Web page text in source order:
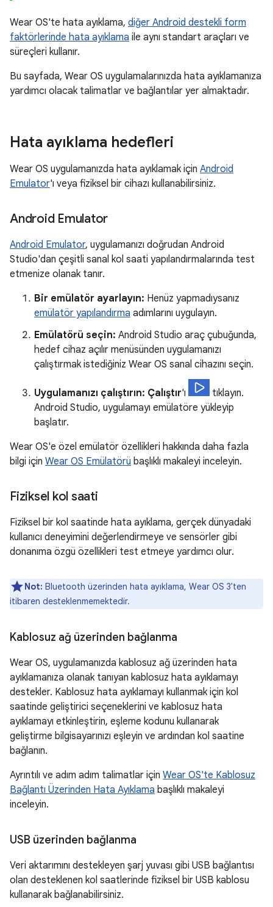
Wear OS'te hata ayıklama, diğer Android destekli form
faktörlerinde hata ayıklama ile aynı standart araçları ve
süreçleri kullanır.
Bu sayfada, Wear OS uygulamalarınızda hata ayıklamanıza
yardımcı olacak talimatlar ve bağlantılar yer almaktadır.
Hata ayıklama hedefleri
Wear OS uygulamanızda hata ayıklamak için Android
Emulator'ı veya fiziksel bir cihazı kullanabilirsiniz.
Android Emulator
Android Emulator, uygulamanızı doğrudan Android
Studio'dan çeşitli sanal kol saati yapılandırmalarında test
etmenize olanak tanır.
Bir emülatör ayarlayın: Henüz yapmadıysanız
emülatör yapılandırma adımlarını uygulayın.
Emülatörü seçin: Android Studio araç çubuğunda,
hedef cihaz açılır menüsünden uygulamanızı
çalıştırmak istediğiniz Wear OS sanal cihazını seçin.
Uygulamanızı çalıştırın: Çalıştır'ı
tıklayın.
Android Studio, uygulamayı emülatöre yükleyip
başlatır.
Wear OS'e özel emülatör özellikleri hakkında daha fazla
bilgi için Wear OS Emülatörü başlıklı makaleyi inceleyin.
Fiziksel kol saati
Fiziksel bir kol saatinde hata ayıklama, gerçek dünyadaki
kullanıcı deneyimini değerlendirmeye ve sensörler gibi
donanıma özgü özellikleri test etmeye yardımcı olur.
Not: Bluetooth üzerinden hata ayıklama, Wear OS 3'ten
itibaren desteklenmemektedir.
Kablosuz ağ üzerinden bağlanma
Wear OS, uygulamanızda kablosuz ağ üzerinden hata
ayıklamanıza olanak tanıyan kablosuz hata ayıklamayı
destekler. Kablosuz hata ayıklamayı kullanmak için kol
saatinde geliştirici seçeneklerini ve kablosuz hata
ayıklamayı etkinleştirin, eşleme kodunu kullanarak
geliştirme bilgisayarınızı eşleyin ve ardından kol saatine
bağlanın.
Ayrıntılı ve adım adım talimatlar için Wear OS'te Kablosuz
Bağlantı Üzerinden Hata Ayıklama başlıklı makaleyi
inceleyin.
USB üzerinden bağlanma
Veri aktarımını destekleyen şarj yuvası gibi USB bağlantısı
olan desteklenen kol saatlerinde fiziksel bir USB kablosu
kullanarak bağlanabilirsiniz.